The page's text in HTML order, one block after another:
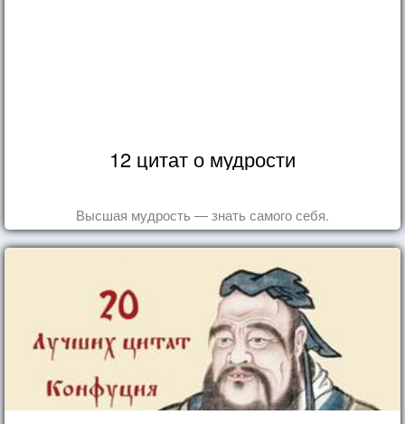
12 цитат о мудрости
Высшая мудрость — знать самого себя.